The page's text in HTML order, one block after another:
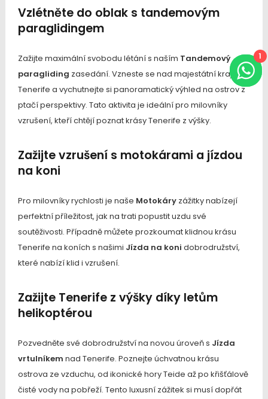
Vzlétněte do oblak s tandemovým
paraglidingem
Zažijte maximální svobodu létání s naším Tandemový
paragliding zasedání. Vzneste se nad majestátní krajinou
Tenerife a vychutnejte si panoramatický výhled na ostrov z
ptačí perspektivy. Tato aktivita je ideální pro milovníky
vzrušení, kteří chtějí poznat krásy Tenerife z výšky.
Zažijte vzrušení s motokárami a jízdou
na koni
Pro milovníky rychlosti je naše Motokáry zážitky nabízejí
perfektní příležitost, jak na trati popustit uzdu své
soutěživosti. Případně můžete prozkoumat klidnou krásu
Tenerife na koních s našimi Jízda na koni dobrodružství,
které nabízí klid i vzrušení.
Zažijte Tenerife z výšky díky letům
helikoptérou
Pozvedněte své dobrodružství na novou úroveň s Jízda
vrtulníkem nad Tenerife. Poznejte úchvatnou krásu
ostrova ze vzduchu, od ikonické hory Teide až po křišťálově
čisté vody na pobřeží. Tento luxusní zážitek si musí dopřát
1